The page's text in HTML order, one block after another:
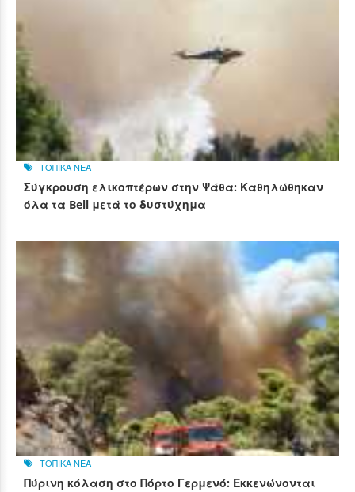
ΤΟΠΙΚΑ ΝΕΑ
Σύγκρουση ελικοπτέρων στην Ψάθα: Καθηλώθηκαν
όλα τα Bell μετά το δυστύχημα
ΤΟΠΙΚΑ ΝΕΑ
Πύρινη κόλαση στο Πόρτο Γερμενό: Εκκενώνονται